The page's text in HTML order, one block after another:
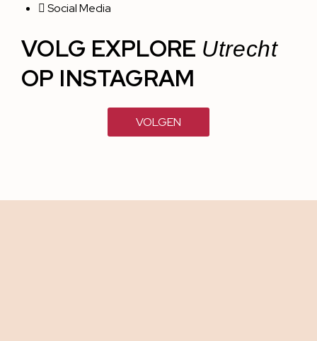
Social Media
VOLG EXPLORE Utrecht
OP INSTAGRAM
VOLGEN